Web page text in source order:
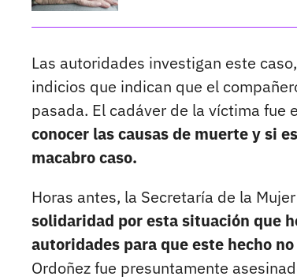
Las autoridades investigan este
indicios que indican que el
pasada. El cadáver de la víctima fue
conocer las causas de muerte y si
macabro caso.
Horas antes, la Secretaría de la
solidaridad por esta situación que
autoridades para que este hecho
Ordoñez fue presuntamente